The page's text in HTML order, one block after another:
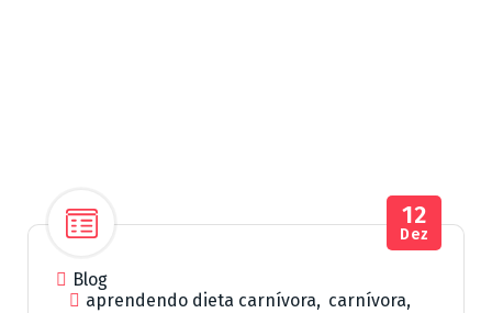
Blog
aprendendo dieta carnívora, carnívora,
12
Dez